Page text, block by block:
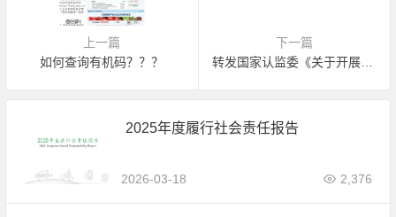
上一篇
如何查询有机码？？？
下一篇
转发国家认监委《关于开展有机产品认证标志专项整治活动的通知》
2025年度履行社会责任报告
2026-03-18 2,376